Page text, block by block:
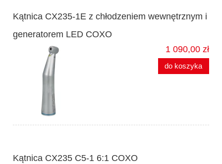
Kątnica CX235-1E z chłodzeniem wewnętrznym i
generatorem LED COXO
1 090,00 zł
do koszyka
Kątnica CX235 C5-1 6:1 COXO